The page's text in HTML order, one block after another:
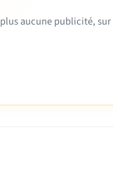
aucune publicité,